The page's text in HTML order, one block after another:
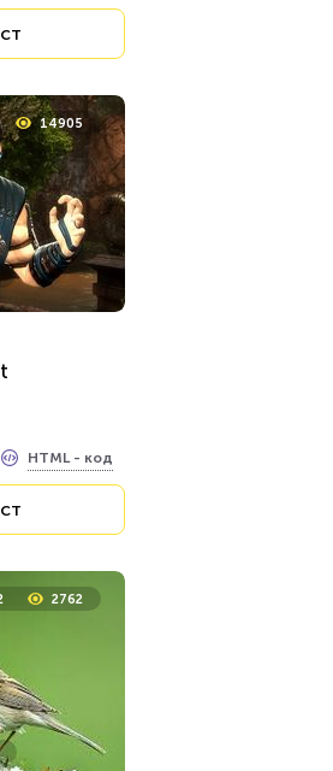
64464
по фото!
14905
HTML - код
2762